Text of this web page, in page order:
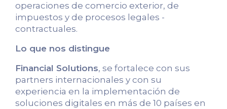
operaciones de comercio exterior, de
impuestos y de procesos legales -
contractuales.
Lo que nos distingue
Financial Solutions, se fortalece con sus
partners internacionales y con su
experiencia en la implementación de
soluciones digitales en más de 10 países en